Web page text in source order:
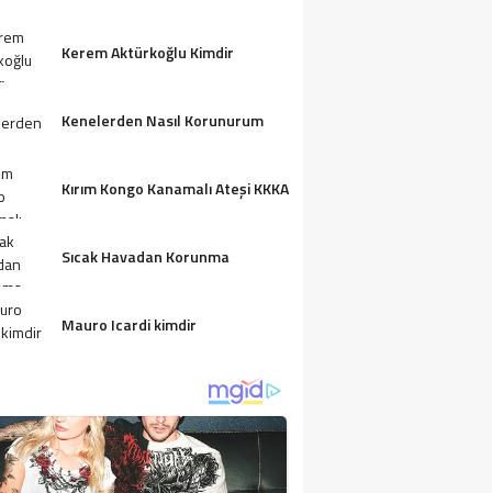
SERVETIMI BILMIYORDU… VE
SINAV HAZIRLADIM.
Kerem Aktürkoğlu Kimdir
Kenelerden Nasıl Korunurum
Kırım Kongo Kanamalı Ateşi KKKA
Sıcak Havadan Korunma
Mauro Icardi kimdir